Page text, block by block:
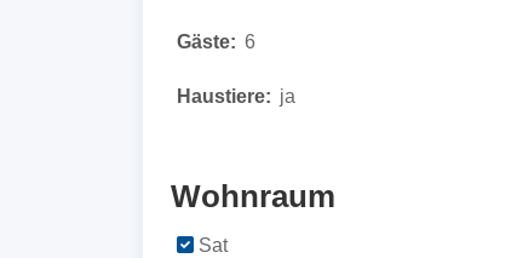
Gäste: 6
Haustiere: ja
Wohnraum
Sat